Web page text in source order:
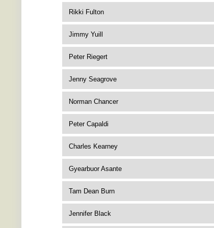
Rikki Fulton
Jimmy Yuill
Peter Riegert
Jenny Seagrove
Norman Chancer
Peter Capaldi
Charles Kearney
Gyearbuor Asante
Tam Dean Burn
Jennifer Black